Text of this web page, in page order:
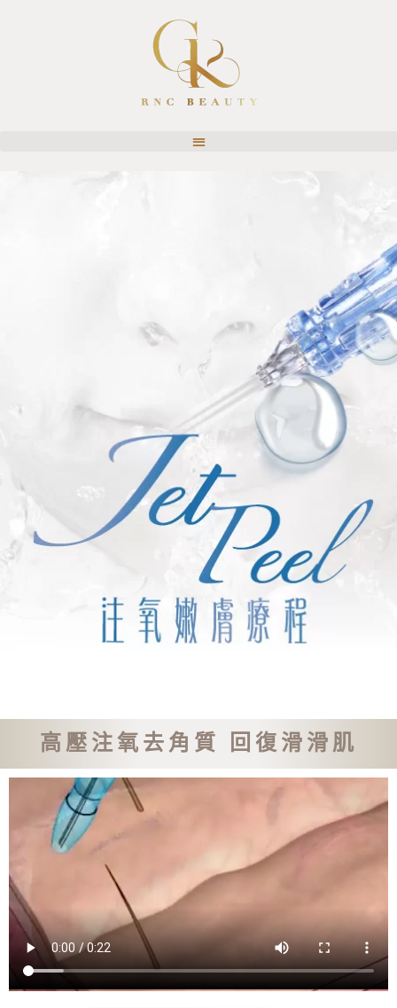
高壓注氧去角質 回復滑滑肌